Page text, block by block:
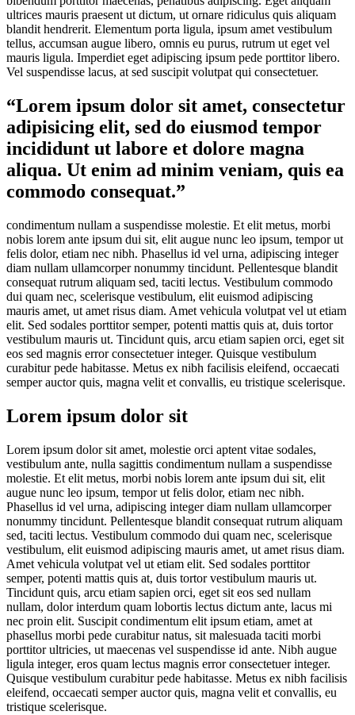
ultrices mauris praesent ut dictum, ut ornare ridiculus quis aliquam
blandit hendrerit. Elementum porta ligula, ipsum amet vestibulum
tellus, accumsan augue libero, omnis eu purus, rutrum ut eget vel
mauris ligula. Imperdiet eget adipiscing ipsum pede porttitor libero.
Vel suspendisse lacus, at sed suscipit volutpat qui consectetuer.
“Lorem ipsum dolor sit amet, consectetur
adipisicing elit, sed do eiusmod tempor
incididunt ut labore et dolore magna
aliqua. Ut enim ad minim veniam, quis ea
commodo consequat.”
condimentum nullam a suspendisse molestie. Et elit metus, morbi
nobis lorem ante ipsum dui sit, elit augue nunc leo ipsum, tempor ut
felis dolor, etiam nec nibh. Phasellus id vel urna, adipiscing integer
diam nullam ullamcorper nonummy tincidunt. Pellentesque blandit
consequat rutrum aliquam sed, taciti lectus. Vestibulum commodo
dui quam nec, scelerisque vestibulum, elit euismod adipiscing
mauris amet, ut amet risus diam. Amet vehicula volutpat vel ut etiam
elit. Sed sodales porttitor semper, potenti mattis quis at, duis tortor
vestibulum mauris ut. Tincidunt quis, arcu etiam sapien orci, eget sit
eos sed magnis error consectetuer integer. Quisque vestibulum
curabitur pede habitasse. Metus ex nibh facilisis eleifend, occaecati
semper auctor quis, magna velit et convallis, eu tristique scelerisque.
Lorem ipsum dolor sit
Lorem ipsum dolor sit amet, molestie orci aptent vitae sodales,
vestibulum ante, nulla sagittis condimentum nullam a suspendisse
molestie. Et elit metus, morbi nobis lorem ante ipsum dui sit, elit
augue nunc leo ipsum, tempor ut felis dolor, etiam nec nibh.
Phasellus id vel urna, adipiscing integer diam nullam ullamcorper
nonummy tincidunt. Pellentesque blandit consequat rutrum aliquam
sed, taciti lectus. Vestibulum commodo dui quam nec, scelerisque
vestibulum, elit euismod adipiscing mauris amet, ut amet risus diam.
Amet vehicula volutpat vel ut etiam elit. Sed sodales porttitor
semper, potenti mattis quis at, duis tortor vestibulum mauris ut.
Tincidunt quis, arcu etiam sapien orci, eget sit eos sed nullam
nullam, dolor interdum quam lobortis lectus dictum ante, lacus mi
nec proin elit. Suscipit condimentum elit ipsum etiam, amet at
phasellus morbi pede curabitur natus, sit malesuada taciti morbi
porttitor ultricies, ut maecenas vel suspendisse id ante. Nibh augue
ligula integer, eros quam lectus magnis error consectetuer integer.
Quisque vestibulum curabitur pede habitasse. Metus ex nibh facilisis
eleifend, occaecati semper auctor quis, magna velit et convallis, eu
tristique scelerisque.